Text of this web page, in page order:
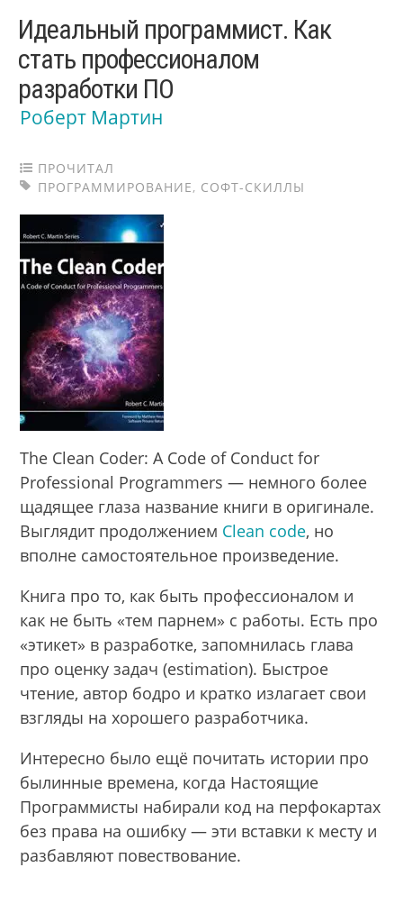
Идеальный программист. Как
стать профессионалом
разработки ПО
Роберт Мартин
ПРОЧИТАЛ
ПРОГРАММИРОВАНИЕ, СОФТ-СКИЛЛЫ
The Clean Coder: A Code of Conduct for
Professional Programmers — немного более
щадящее глаза название книги в оригинале.
Выглядит продолжением Clean code, но
вполне самостоятельное произведение.
Книга про то, как быть профессионалом и
как не быть «тем парнем» с работы. Есть про
«этикет» в разработке, запомнилась глава
про оценку задач (estimation). Быстрое
чтение, автор бодро и кратко излагает свои
взгляды на хорошего разработчика.
Интересно было ещё почитать истории про
былинные времена, когда Настоящие
Программисты набирали код на перфокартах
без права на ошибку — эти вставки к месту и
разбавляют повествование.